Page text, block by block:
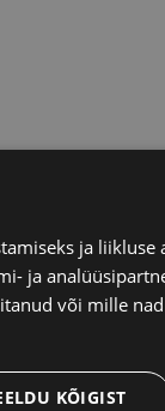
ja liikluse
ja
või mille
KÕIGIST